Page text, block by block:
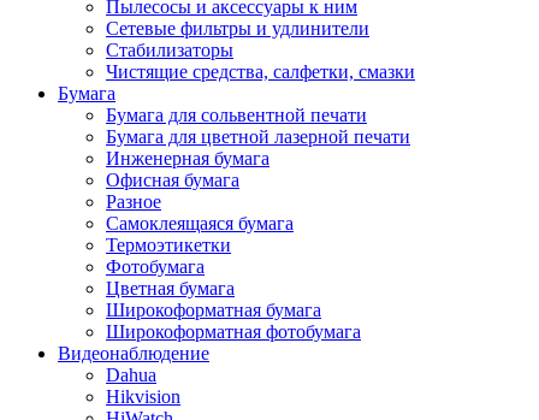
Пылесосы и аксессуары к ним
Сетевые фильтры и удлинители
Стабилизаторы
Чистящие средства, салфетки, смазки
Бумага
Бумага для сольвентной печати
Бумага для цветной лазерной печати
Инженерная бумага
Офисная бумага
Разное
Самоклеящаяся бумага
Термоэтикетки
Фотобумага
Цветная бумага
Широкоформатная бумага
Широкоформатная фотобумага
Видеонаблюдение
Dahua
Hikvision